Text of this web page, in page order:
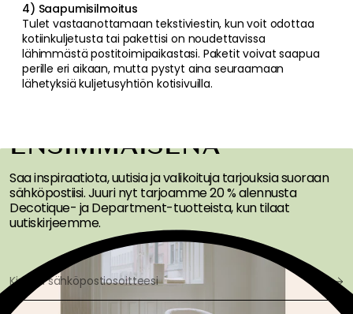
4) Saapumisilmoitus
Tulet vastaanottamaan tekstiviestin, kun voit odottaa
kotiinkuljetusta tai pakettisi on noudettavissa
lähimmästä postitoimipaikastasi. Paketit voivat saapua
perille eri aikaan, mutta pystyt aina seuraamaan
lähetyksiä kuljetusyhtiön kotisivuilla.
SAA INSPIRAATIOTA &
ENSIMMÄISENÄ
Saa inspiraatiota, uutisia ja valikoituja tarjouksia suoraan
sähköpostiisi. Juuri nyt tarjoamme 20 % alennusta
Decotique- ja Department-tuotteista, kun tilaat
uutiskirjeemme.